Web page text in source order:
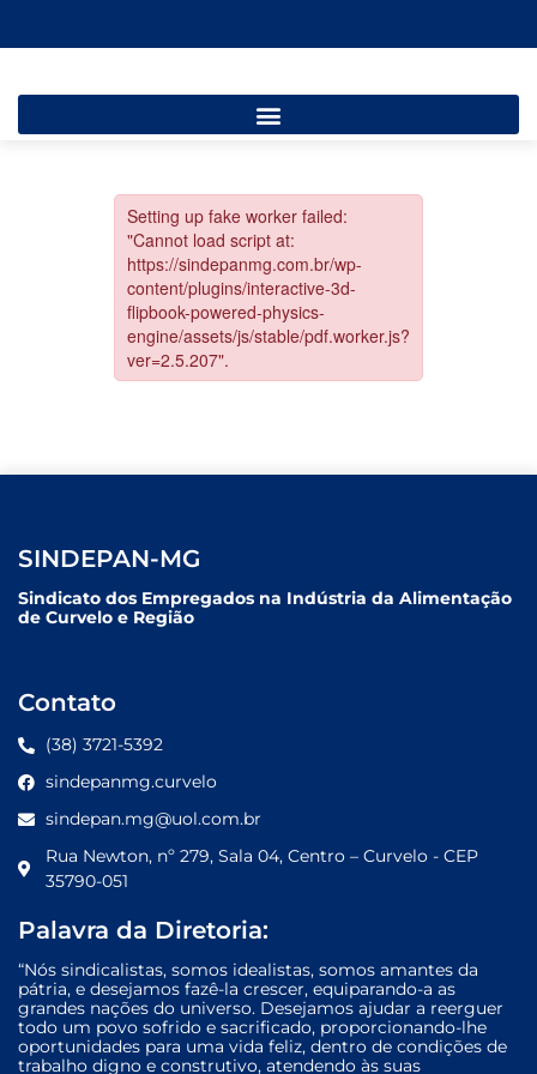
SINDEPAN-MG
Sindicato dos Empregados na Indústria da Alimentação
de Curvelo e Região
Contato
(38) 3721-5392
sindepanmg.curvelo
sindepan.mg@uol.com.br
Rua Newton, nº 279, Sala 04, Centro – Curvelo - CEP
35790-051
Palavra da Diretoria:
“Nós sindicalistas, somos idealistas, somos amantes da
pátria, e desejamos fazê-la crescer, equiparando-a as
grandes nações do universo. Desejamos ajudar a reerguer
todo um povo sofrido e sacrificado, proporcionando-lhe
oportunidades para uma vida feliz, dentro de condições de
trabalho digno e construtivo, atendendo às suas